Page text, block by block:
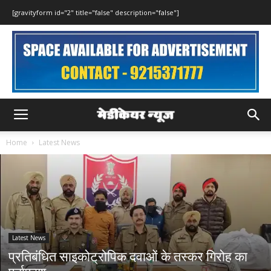
[gravityform id="2" title="false" description="false"]
Home Latest News
Latest News
प्रतिबंधित साइकोट्रोपिक दवाओं के तस्कर गिरोह का